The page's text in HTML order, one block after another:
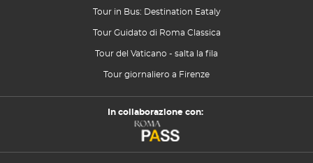
Tour in Bus: Destination Eataly
Tour Guidato di Roma Classica
Tour del Vaticano - salta la fila
Tour giornaliero a Firenze
In collaborazione con: